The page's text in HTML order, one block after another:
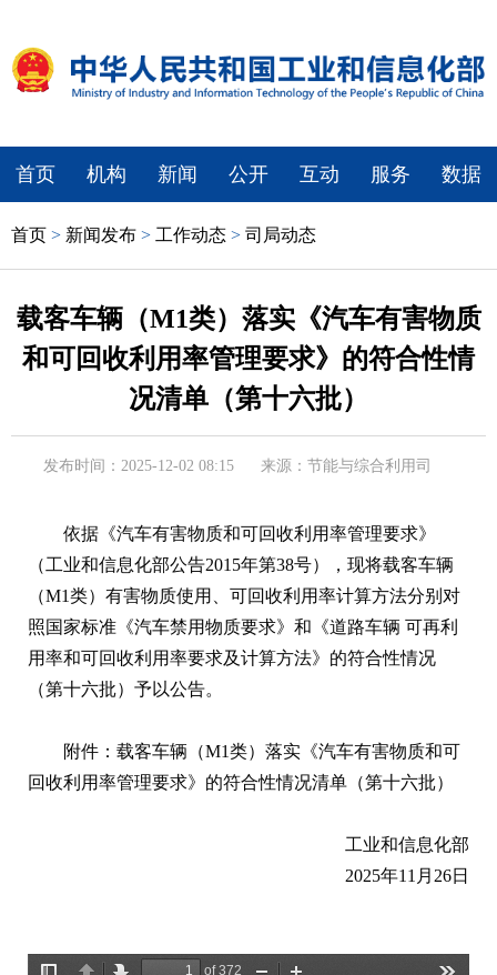
首页 机构 新闻 公开 互动 服务 数据
首页 > 新闻发布 > 工作动态 > 司局动态
载客车辆（M1类）落实《汽车有害物质
和可回收利用率管理要求》的符合性情
况清单（第十六批）
发布时间：2025-12-02 08:15 来源：节能与综合利用司
依据《汽车有害物质和可回收利用率管理要求》
（工业和信息化部公告2015年第38号），现将载客车辆
（M1类）有害物质使用、可回收利用率计算方法分别对
照国家标准《汽车禁用物质要求》和《道路车辆 可再利
用率和可回收利用率要求及计算方法》的符合性情况
（第十六批）予以公告。
附件：载客车辆（M1类）落实《汽车有害物质和可
回收利用率管理要求》的符合性情况清单（第十六批）
工业和信息化部
2025年11月26日